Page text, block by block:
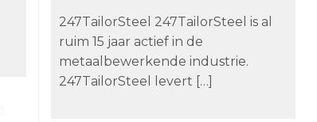
247TailorSteel 247TailorSteel is al
ruim 15 jaar actief in de
metaalbewerkende industrie.
247TailorSteel levert […]